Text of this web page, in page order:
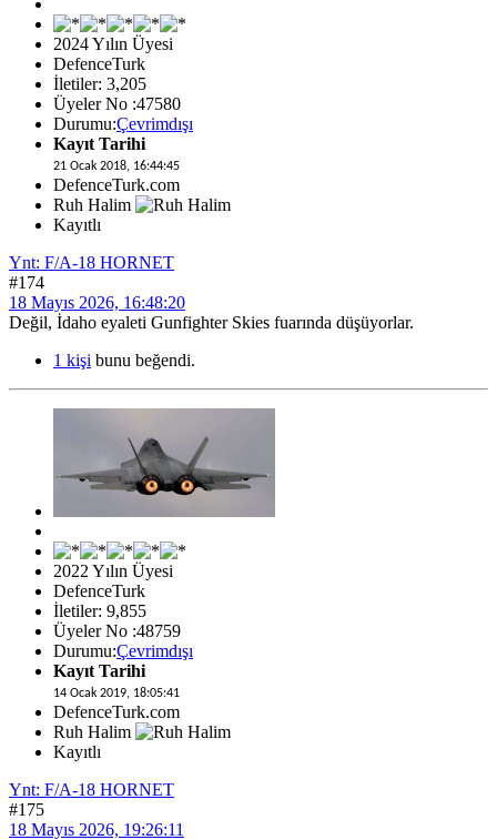
2024 Yılın Üyesi
DefenceTurk
İletiler: 3,205
Üyeler No :47580
Durumu:Çevrimdışı
Kayıt Tarihi
21 Ocak 2018, 16:44:45
DefenceTurk.com
Ruh Halim
Kayıtlı
Ynt: F/A-18 HORNET
#174
18 Mayıs 2026, 16:48:20
Değil, İdaho eyaleti Gunfighter Skies fuarında düşüyorlar.
1 kişi bunu beğendi.
2022 Yılın Üyesi
DefenceTurk
İletiler: 9,855
Üyeler No :48759
Durumu:Çevrimdışı
Kayıt Tarihi
14 Ocak 2019, 18:05:41
DefenceTurk.com
Ruh Halim
Kayıtlı
Ynt: F/A-18 HORNET
#175
18 Mayıs 2026, 19:26:11